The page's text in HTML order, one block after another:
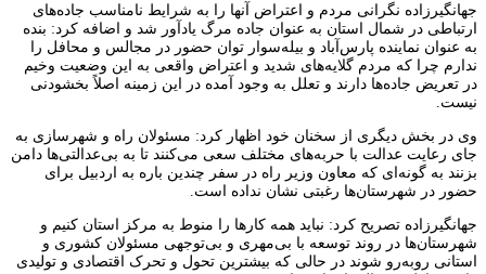
جهانگیرزاده نگرانی مردم و اعتراض آنها را به شرایط نامناسب جاده‌های
ارتباطی در شمال استان به عنوان جاده مرگ یادآور شد و اضافه کرد: بنده
به عنوان نماینده پارس‌آباد و بیله‌سوار توان حضور در مجالس و محافل را
ندارم چرا که مردم گلایه‌های شدید و اعتراض واقعی به این وضعیت وخیم
در تعریض جاده‌ها دارند و تعلل به وجود آمده در این زمینه اصلاً بخشودنی
نیست.
وی در بخش دیگری از سخنان خود اظهار کرد: مسئولان راه و شهرسازی به
جای رعایت عدالت با حربه‌های مختلف سعی می‌کنند تا به بی‌عدالتی‌ها دامن
بزنند به گونه‌ای که معاون وزیر راه در سفر چندین باره به اردبیل برای
حضور در شهرستان‌ها رغبتی نشان نداده است.
جهانگیرزاده تصریح کرد: نباید همه کارها را منوط به مرکز استان کنیم و
شهرستان‌ها در روند توسعه با بی‌مهری و بی‌توجهی مسئولان کشوری و
استانی روبه‌رو شوند در حالی که بیشترین تحول و تحرک اقتصادی و تولیدی